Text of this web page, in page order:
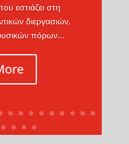
εστιάζει στη
διεργασιών,
πόρων...